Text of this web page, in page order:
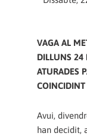
VAGA AL
DILLUNS 24
ATURADES
COINCIDINT
Avui,
han decidit,